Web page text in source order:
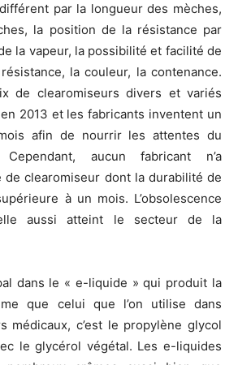
par la longueur des mèches,
la position de la résistance par
la vapeur, la possibilité et facilité de
la couleur, la contenance.
de clearomiseurs divers et variés
2013 et les fabricants inventent un
afin de nourrir les attentes du
aucun fabricant n’a
de clearomiseur dont la durabilité de
à un mois. L’obsolescence
aussi atteint le secteur de la
dans le « e-liquide » qui produit la
que celui que l’on utilise dans
médicaux, c’est le propylène glycol
le glycérol végétal. Les e-liquides